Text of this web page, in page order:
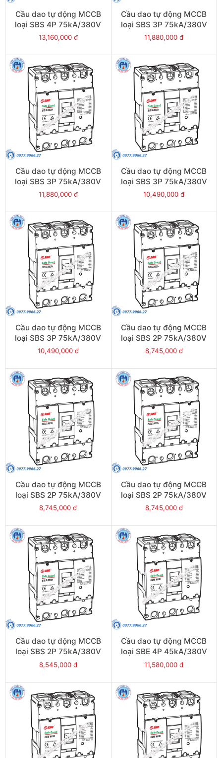
Cầu dao tự động MCCB
loại SBS 4P 75kA/380V
500A - Model
13,160,000 đ
Cầu dao tự động MCCB
loại SBS 3P 75kA/380V
800A - Model
11,880,000 đ
Cầu dao tự động MCCB
loại SBS 3P 75kA/380V
700A - Model
11,880,000 đ
Cầu dao tự động MCCB
loại SBS 3P 75kA/380V
630A - Model
10,490,000 đ
Cầu dao tự động MCCB
loại SBS 3P 75kA/380V
500A - Model
10,490,000 đ
Cầu dao tự động MCCB
loại SBS 2P 75kA/380V
800A - Model
8,745,000 đ
Cầu dao tự động MCCB
loại SBS 2P 75kA/380V
700A - Model
8,745,000 đ
Cầu dao tự động MCCB
loại SBS 2P 75kA/380V
630A - Model
8,745,000 đ
Cầu dao tự động MCCB
loại SBS 2P 75kA/380V
500A - Model
8,545,000 đ
Cầu dao tự động MCCB
loại SBE 4P 45kA/380V
800A - Model
11,580,000 đ